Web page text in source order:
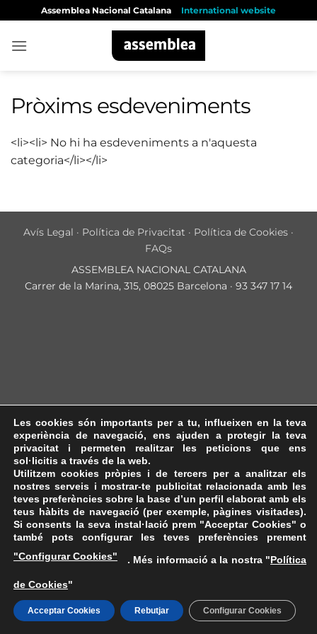
content
Assemblea Nacional Catalana International website
Pròxims esdeveniments
<li><li> No hi ha esdeveniments a n'aquesta
categoria</li></li>
Avís Legal · Política de Privacitat · Política de Cookies ·
FAQs
ASSEMBLEA NACIONAL CATALANA
Carrer de la Marina, 315, 08025 Barcelona · 93 347 17 14
Les cookies són importants per a tu, influeixen en la teva
experiència de navegació, ens ajuden a protegir la teva
privacitat i permeten realitzar les peticions que ens
sol·licitis a través de la web.
Utilitzem cookies pròpies i de tercers per a analitzar els
nostres serveis i mostrar-te publicitat relacionada amb les
teves preferències sobre la base d’un perfil elaborat amb els
teus hàbits de navegació (per exemple, pàgines visitades).
Si consents la seva instal·lació prem "Acceptar Cookies" o
també pots configurar les teves preferències prement
"Configurar Cookies"
. Més informació a la nostra "Política
de Cookies"
Acceptar Cookies Rebutjar Configurar Cookies